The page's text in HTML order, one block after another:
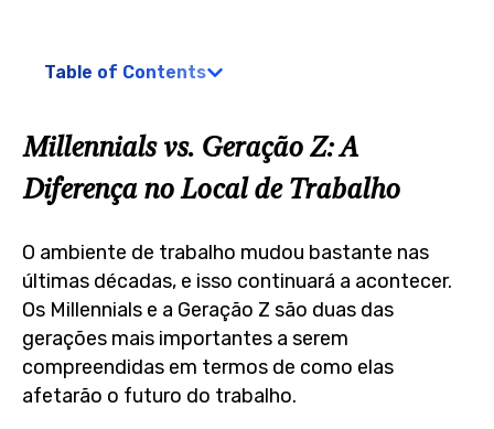
Table of Contents
Millennials vs. Geração Z: A
Diferença no Local de Trabalho
O ambiente de trabalho mudou bastante nas
últimas décadas, e isso continuará a acontecer.
Os Millennials e a Geração Z são duas das
gerações mais importantes a serem
compreendidas em termos de como elas
afetarão o futuro do trabalho.